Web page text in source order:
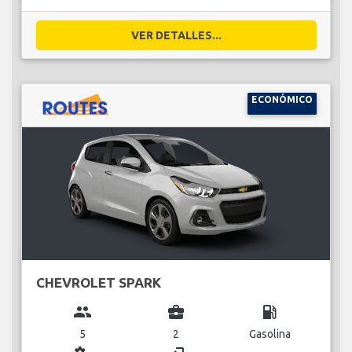
VER DETALLES...
ECONÓMICO
CHEVROLET SPARK
group
5
business_center
2
local_gas_station
Gasolina